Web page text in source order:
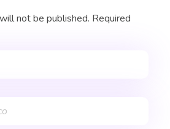
not be published. Required